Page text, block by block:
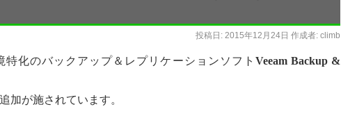
投稿日: 2015年12月24日 作成者: climb
化のバックアップ＆レプリケーションソフト Veeam Backup &
加が施されています。